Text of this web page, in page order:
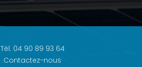
Tél. 04 90 89 93 64
Contactez-nous